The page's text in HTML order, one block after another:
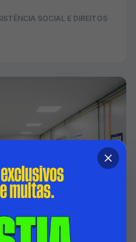
SOCIAL E DIREITOS